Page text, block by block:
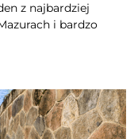
z najbardziej
i bardzo